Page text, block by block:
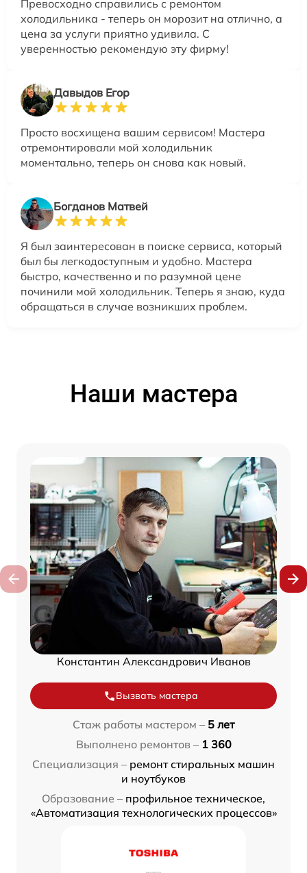
Превосходно справились с ремонтом
холодильника - теперь он морозит на отлично, а
цена за услуги приятно удивила. С
уверенностью рекомендую эту фирму!
Давыдов Егор
Просто восхищена вашим сервисом! Мастера
отремонтировали мой холодильник
моментально, теперь он снова как новый.
Богданов Матвей
Я был заинтересован в поиске сервиса, который
был бы легкодоступным и удобно. Мастера
быстро, качественно и по разумной цене
починили мой холодильник. Теперь я знаю, куда
обращаться в случае возникших проблем.
Наши мастера
Константин Александрович Иванов
Вызвать мастера
Стаж работы мастером – 5 лет
Выполнено ремонтов – 1 360
Специализация – ремонт стиральных машин
и ноутбуков
Образование – профильное техническое,
«Автоматизация технологических процессов»